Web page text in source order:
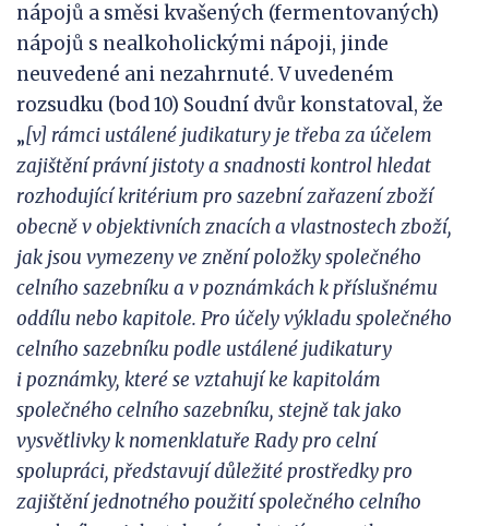
nápojů a směsi kvašených (fermentovaných)
nápojů s nealkoholickými nápoji, jinde
neuvedené ani nezahrnuté. V uvedeném
rozsudku (bod 10) Soudní dvůr konstatoval, že
„[v] rámci ustálené judikatury je třeba za účelem
zajištění právní jistoty a snadnosti kontrol hledat
rozhodující kritérium pro sazební zařazení zboží
obecně vobjektivních znacích a vlastnostech zboží,
jak jsou vymezeny ve znění položky společného
celního sazebníku a v poznámkách kpříslušnému
oddílu nebo kapitole. Pro účely výkladu společného
celního sazebníku podle ustálené judikatury
ipoznámky, které se vztahují ke kapitolám
společného celního sazebníku, stejně tak jako
vysvětlivky k nomenklatuře Rady pro celní
spolupráci, představují důležité prostředky pro
zajištění jednotného použití společného celního